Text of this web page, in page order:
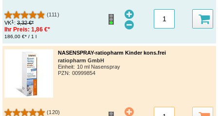
(111)
VK1 : 3,32 €*
Ihr Preis: 1,86 €*
186,00 €* / 1 l
NASENSPRAY-ratiopharm Kinder kons.frei
ratiopharm GmbH
Einheit: 10 ml Nasenspray
PZN: 00999854
(120)